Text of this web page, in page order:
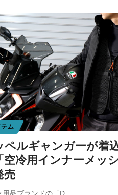
テム
ペルギャンガーが着
空冷用インナーメッ
売